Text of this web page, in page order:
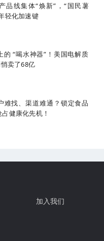
品线集体“焕新”，“国民薯
轻化加速键
的 “喝水神器”！美国电解质
卖了68亿
难找、渠道难通？锁定食品
健康化先机！
加入我们